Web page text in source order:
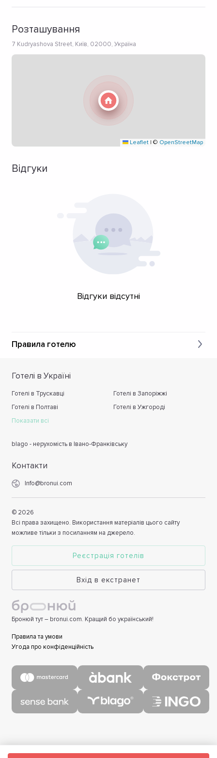
Розташування
7 Kudryashova Street, Київ, 02000, Україна
Leaflet | © OpenStreetMap
Відгуки
Відгуки відсутні
Правила готелю
Готелі в Україні
Готелі в Трускавці
Готелі в Запоріжжі
Готелі в Полтаві
Готелі в Ужгороді
Показати всі
blago - нерухомість в Івано-Франківську
Контакти
Info@bronui.com
© 2026
Всі права захищено. Використання матеріалів цього сайту
можливе тільки з посиланням на джерело.
Реєстрація готелів
Вхід в екстранет
Бронюй тут – bronui.com. Кращий бо український!
Правила та умови
Угода про конфіденційність